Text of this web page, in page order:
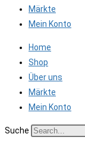
Märkte
Mein Konto
Home
Shop
Über uns
Märkte
Mein Konto
Suche